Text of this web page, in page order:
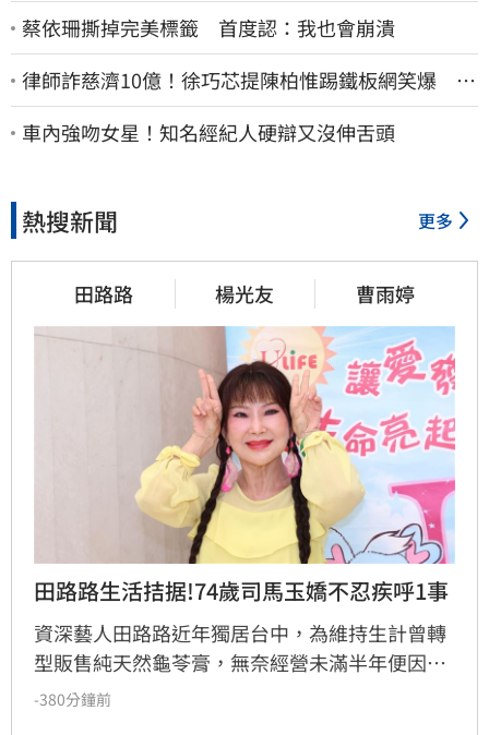
蔡依珊撕掉完美標籤 首度認：我也會崩潰
律師詐慈濟10億！徐巧芯提陳柏惟踢鐵板網笑爆 律
師再曬1照補刀
車內強吻女星！知名經紀人硬辯又沒伸舌頭
熱搜新聞 更多
田路路 楊光友 曹雨婷
田路路生活拮据!74歲司馬玉嬌不忍疾呼1事
資深藝人田路路近年獨居台中，為維持生計曾轉
型販售純天然龜苓膏，無奈經營未滿半年便因身
體狀況亮紅燈，被迫宣布暫停營業。田路路於社
-380分鐘前